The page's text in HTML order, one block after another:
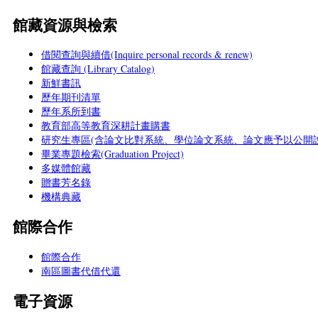
館藏資源與檢索
借閱查詢與續借(Inquire personal records & renew)
館藏查詢 (Library Catalog)
新鮮書訊
歷年期刊清單
歷年系所到書
教育部高等教育深耕計畫購書
研究生專區(含論文比對系統、學位論文系統、論文應予以公開
畢業專題檢索(Graduation Project)
多媒體館藏
贈書芳名錄
機構典藏
館際合作
館際合作
南區圖書代借代還
電子資源